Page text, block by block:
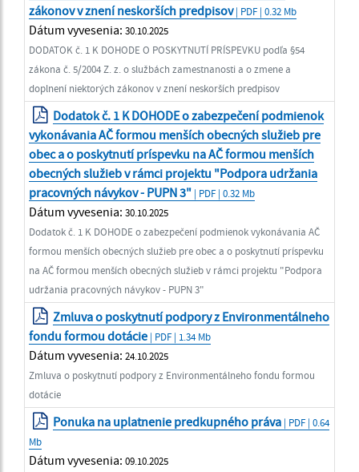
zákonov v znení neskorších predpisov| PDF | 0.32 Mb
Dátum vyvesenia: 30.10.2025
DODATOK č. 1 K DOHODE O POSKYTNUTÍ PRÍSPEVKU podľa §54
zákona č. 5/2004 Z. z. o službách zamestnanosti a o zmene a
doplnení niektorých zákonov v znení neskorších predpisov
Dodatok č. 1 K DOHODE o zabezpečení podmienok
vykonávania AČ formou menších obecných služieb pre
obec a o poskytnutí príspevku na AČ formou menších
obecných služieb v rámci projektu "Podpora udržania
pracovných návykov - PUPN 3" | PDF | 0.32 Mb
Dátum vyvesenia: 30.10.2025
Dodatok č. 1 K DOHODE o zabezpečení podmienok vykonávania AČ
formou menších obecných služieb pre obec a o poskytnutí príspevku
na AČ formou menších obecných služieb v rámci projektu "Podpora
udržania pracovných návykov - PUPN 3"
Zmluva o poskytnutí podpory z Environmentálneho
fondu formou dotácie | PDF | 1.34 Mb
Dátum vyvesenia: 24.10.2025
Zmluva o poskytnutí podpory z Environmentálneho fondu formou
dotácie
Ponuka na uplatnenie predkupného práva | PDF | 0.64
Mb
Dátum vyvesenia: 09.10.2025